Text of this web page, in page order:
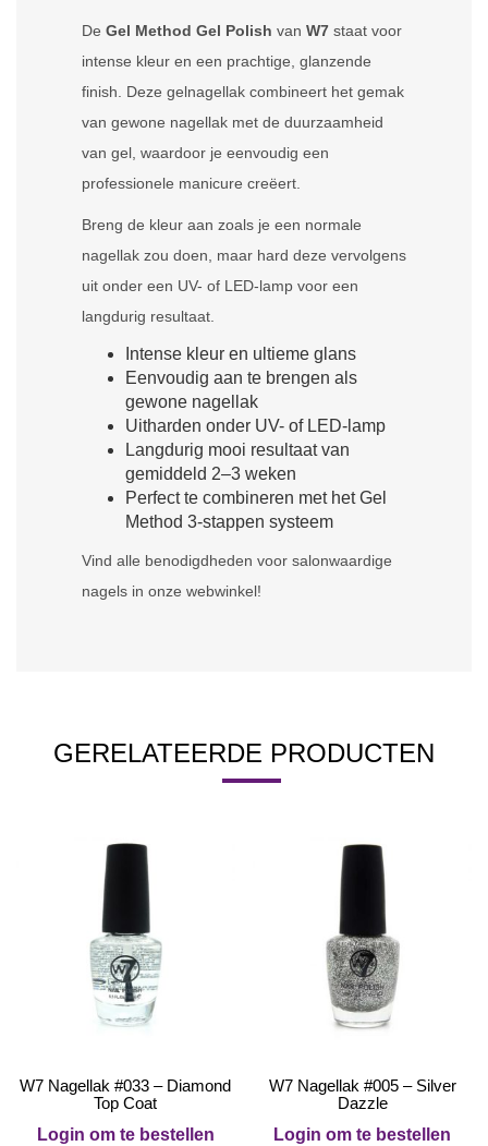
De Gel Method Gel Polish van W7 staat voor
intense kleur en een prachtige, glanzende
finish. Deze gelnagellak combineert het gemak
van gewone nagellak met de duurzaamheid
van gel, waardoor je eenvoudig een
professionele manicure creëert.
Breng de kleur aan zoals je een normale
nagellak zou doen, maar hard deze vervolgens
uit onder een UV- of LED-lamp voor een
langdurig resultaat.
Intense kleur en ultieme glans
Eenvoudig aan te brengen als
gewone nagellak
Uitharden onder UV- of LED-lamp
Langdurig mooi resultaat van
gemiddeld 2–3 weken
Perfect te combineren met het Gel
Method 3-stappen systeem
Vind alle benodigdheden voor salonwaardige
nagels in onze webwinkel!
GERELATEERDE PRODUCTEN
W7 Nagellak #033 – Diamond
Top Coat
Login om te bestellen
W7 Nagellak #005 – Silver
Dazzle
Login om te bestellen